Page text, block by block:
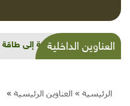
الداخليةالحاجة إلى طاقة أقل
العناوين الرئيسية»